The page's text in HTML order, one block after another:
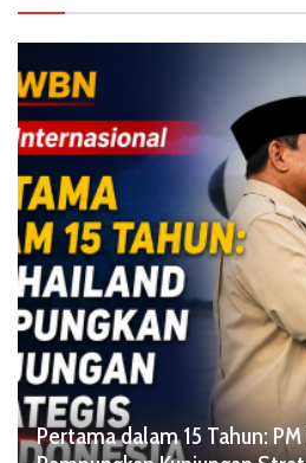
Pertama dalam 15 Tahun: